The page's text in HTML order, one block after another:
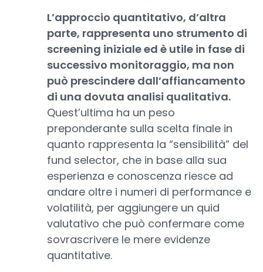
L’approccio quantitativo, d’altra
parte, rappresenta uno strumento di
screening iniziale ed è utile in fase di
successivo monitoraggio, ma non
può prescindere dall’affiancamento
di una dovuta analisi qualitativa.
Quest’ultima ha un peso
preponderante sulla scelta finale in
quanto rappresenta la “sensibilità” del
fund selector, che in base alla sua
esperienza e conoscenza riesce ad
andare oltre i numeri di performance e
volatilità, per aggiungere un quid
valutativo che può confermare come
sovrascrivere le mere evidenze
quantitative.